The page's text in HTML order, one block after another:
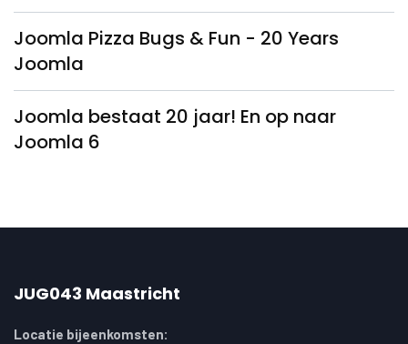
Joomla Pizza Bugs & Fun - 20 Years
Joomla
Joomla bestaat 20 jaar! En op naar
Joomla 6
JUG043 Maastricht
Locatie bijeenkomsten: